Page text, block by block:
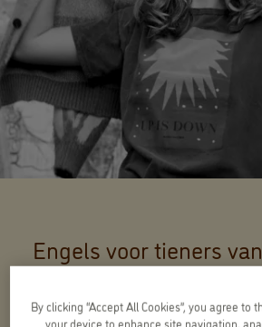
Engels voor tieners
The
By clicking “Accept All Cookies”, you agree to
your device to enhance site navigation,